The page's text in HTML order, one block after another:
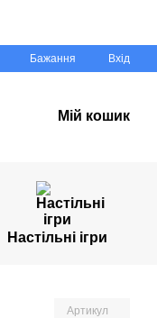
Бажання Вхід
Мій кошик
Настільні ігри
Артикул